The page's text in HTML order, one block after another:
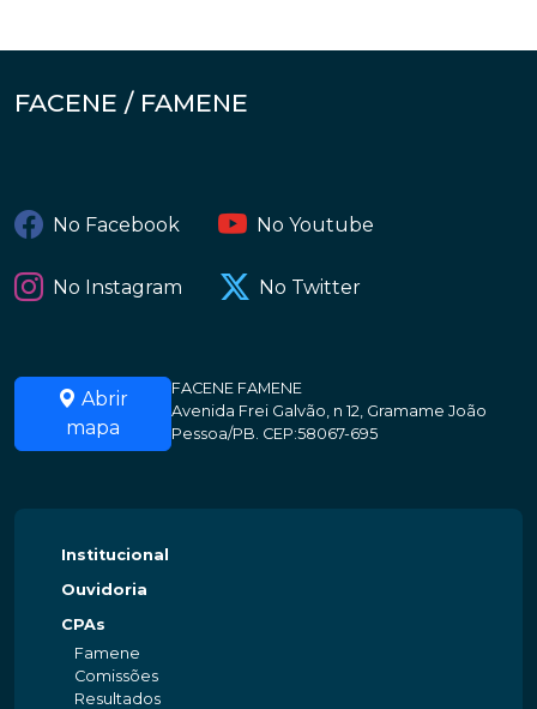
FACENE / FAMENE
No Facebook No Youtube
No Instagram No Twitter
Abrir
mapa
FACENE FAMENE
Avenida Frei Galvão, n 12, Gramame João
Pessoa/PB. CEP:58067-695
Institucional
Ouvidoria
CPAs
Famene
Comissões
Resultados